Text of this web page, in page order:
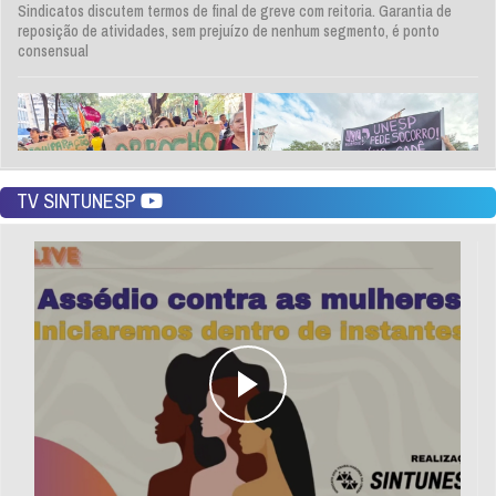
Sindicatos discutem termos de final de greve com reitoria. Garantia de
reposição de atividades, sem prejuízo de nenhum segmento, é ponto
consensual
Sintunesp finaliza construção da Pauta Específica e reivindica reunião
urgente com reitoria para discussão de termos finais da greve
TV SINTUNESP